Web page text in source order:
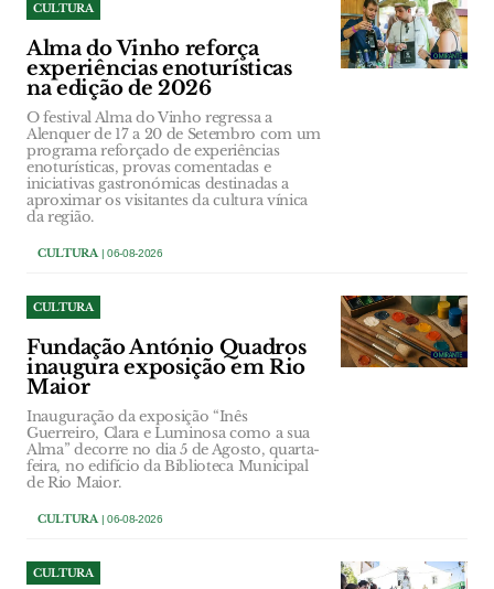
CULTURA
Alma do Vinho reforça
experiências enoturísticas
na edição de 2026
O festival Alma do Vinho regressa a
Alenquer de 17 a 20 de Setembro com um
programa reforçado de experiências
enoturísticas, provas comentadas e
iniciativas gastronómicas destinadas a
aproximar os visitantes da cultura vínica
da região.
CULTURA| 06-08-2026
CULTURA
Fundação António Quadros
inaugura exposição em Rio
Maior
Inauguração da exposição “Inês
Guerreiro, Clara e Luminosa como a sua
Alma” decorre no dia 5 de Agosto, quarta-
feira, no edifício da Biblioteca Municipal
de Rio Maior.
CULTURA| 06-08-2026
CULTURA